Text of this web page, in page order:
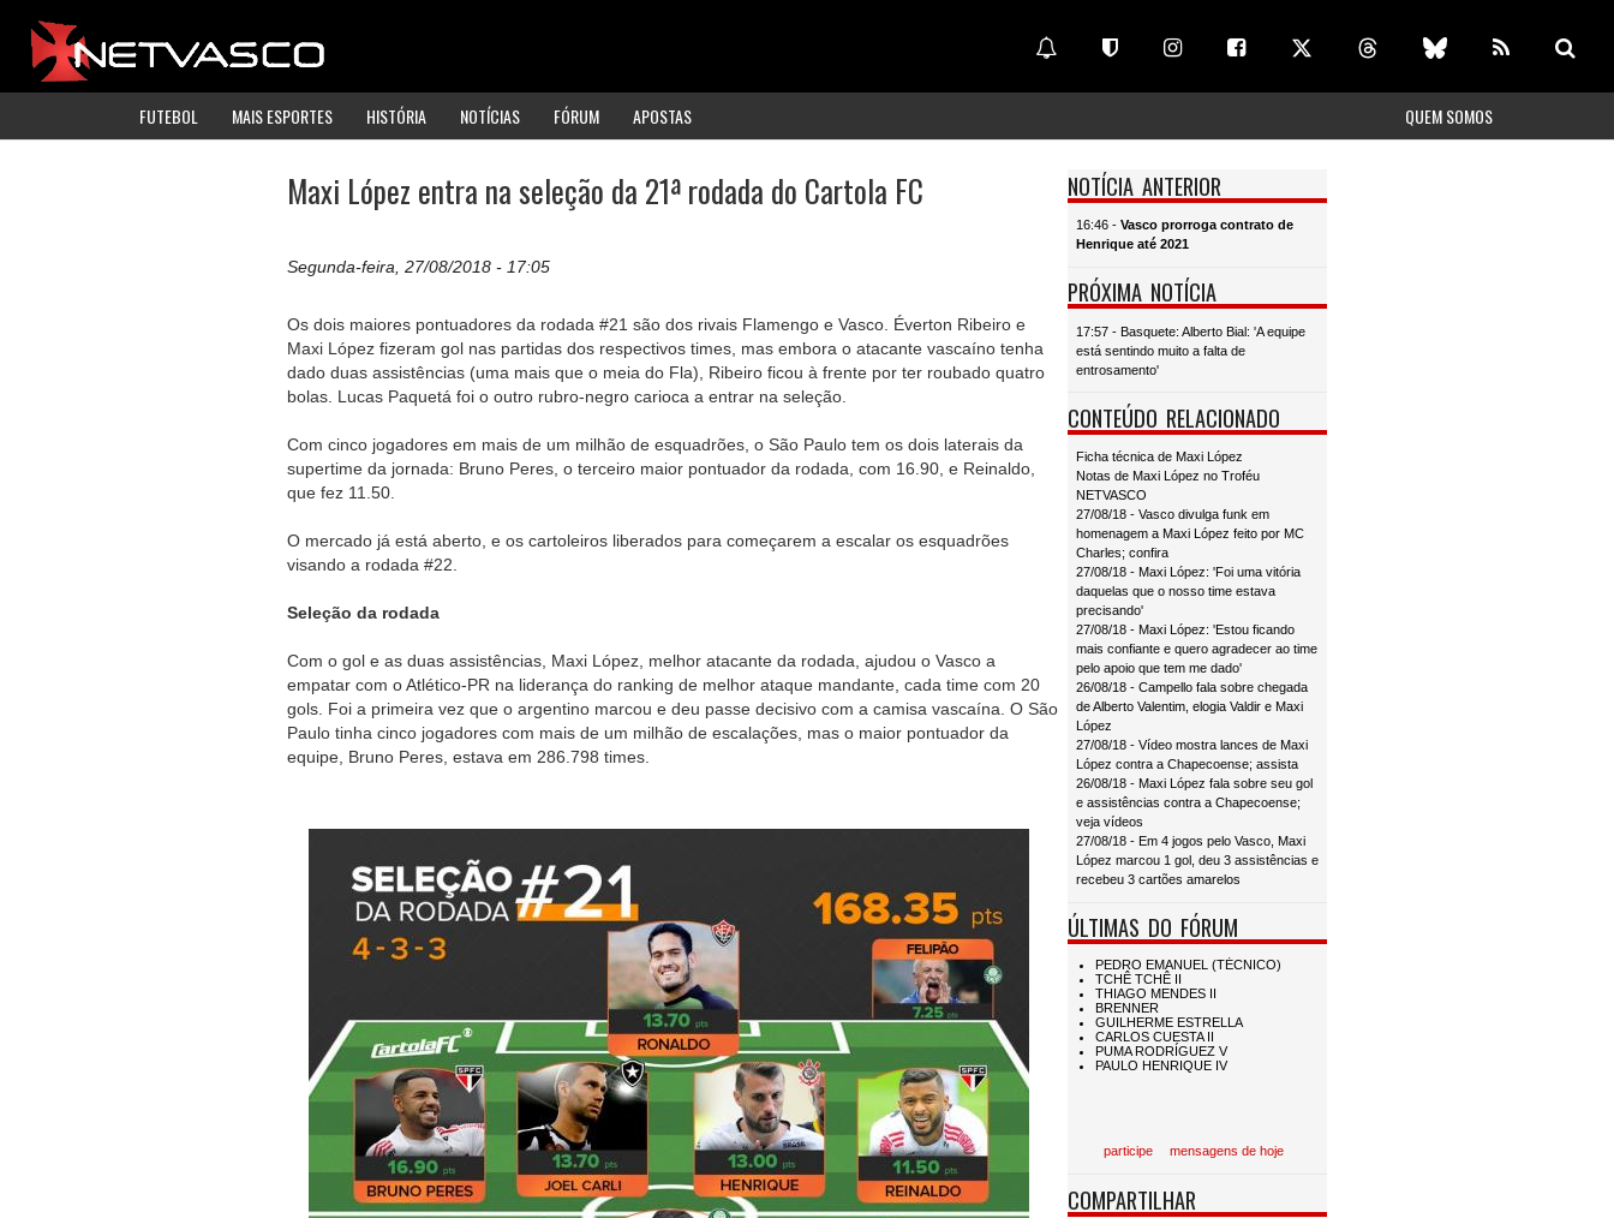
FUTEBOL MAIS ESPORTES HISTÓRIA NOTÍCIAS FÓRUM APOSTAS QUEM SOMOS
Maxi López entra na seleção da 21ª rodada do Cartola FC
Segunda-feira, 27/08/2018 - 17:05
Os dois maiores pontuadores da rodada #21 são dos rivais Flamengo e Vasco. Éverton Ribeiro e
Maxi López fizeram gol nas partidas dos respectivos times, mas embora o atacante vascaíno tenha
dado duas assistências (uma mais que o meia do Fla), Ribeiro ficou à frente por ter roubado quatro
bolas. Lucas Paquetá foi o outro rubro-negro carioca a entrar na seleção.
Com cinco jogadores em mais de um milhão de esquadrões, o São Paulo tem os dois laterais da
supertime da jornada: Bruno Peres, o terceiro maior pontuador da rodada, com 16.90, e Reinaldo,
que fez 11.50.
O mercado já está aberto, e os cartoleiros liberados para começarem a escalar os esquadrões
visando a rodada #22.
Seleção da rodada
Com o gol e as duas assistências, Maxi López, melhor atacante da rodada, ajudou o Vasco a
empatar com o Atlético-PR na liderança do ranking de melhor ataque mandante, cada time com 20
gols. Foi a primeira vez que o argentino marcou e deu passe decisivo com a camisa vascaína. O São
Paulo tinha cinco jogadores com mais de um milhão de escalações, mas o maior pontuador da
equipe, Bruno Peres, estava em 286.798 times.
NOTÍCIA ANTERIOR
16:46 - Vasco prorroga contrato de
Henrique até 2021
PRÓXIMA NOTÍCIA
17:57 - Basquete: Alberto Bial: 'A equipe
está sentindo muito a falta de
entrosamento'
CONTEÚDO RELACIONADO
Ficha técnica de Maxi López
Notas de Maxi López no Troféu
NETVASCO
27/08/18 - Vasco divulga funk em
homenagem a Maxi López feito por MC
Charles; confira
27/08/18 - Maxi López: 'Foi uma vitória
daquelas que o nosso time estava
precisando'
27/08/18 - Maxi López: 'Estou ficando
mais confiante e quero agradecer ao time
pelo apoio que tem me dado'
26/08/18 - Campello fala sobre chegada
de Alberto Valentim, elogia Valdir e Maxi
López
27/08/18 - Vídeo mostra lances de Maxi
López contra a Chapecoense; assista
26/08/18 - Maxi López fala sobre seu gol
e assistências contra a Chapecoense;
veja vídeos
27/08/18 - Em 4 jogos pelo Vasco, Maxi
López marcou 1 gol, deu 3 assistências e
recebeu 3 cartões amarelos
ÚLTIMAS DO FÓRUM
participe mensagens de hoje
COMPARTILHAR